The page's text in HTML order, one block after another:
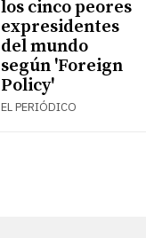
los cinco peores
expresidentes
del mundo
según 'Foreign
Policy'
EL PERIÓDICO